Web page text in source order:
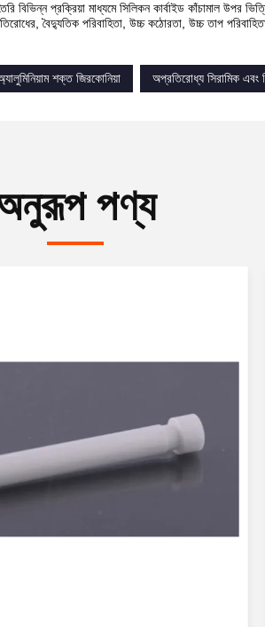
বিভিন্ন প্রক্রিয়া মাধ্যমে সিলিকন কার্বাইড কাঁচামাল উপর
বৈদ্যুতিক পরিবাহিতা, উচ্চ কঠোরতা, উচ্চ তাপ
শক্ত জিরকোনিয়া অপ্রতিরোধ্য সিরামিক এবং
পণ্য